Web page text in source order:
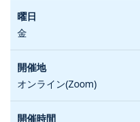
金
オンライン(Zoom)